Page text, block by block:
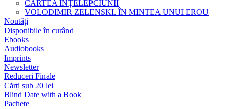
CARTEA ÎNȚELEPCIUNII
VOLODIMIR ZELENSKI. ÎN MINTEA UNUI EROU
Noutăți
Disponibile în curând
Ebooks
Audiobooks
Imprints
Newsletter
Reduceri Finale
Cărți sub 20 lei
Blind Date with a Book
Pachete